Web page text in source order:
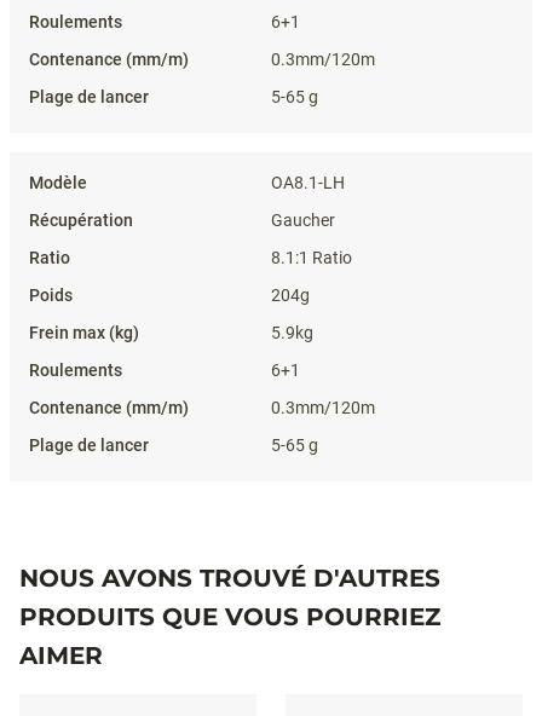
6+1
0.3mm/120m
5-65 g
OA8.1-LH
Gaucher
8.1:1 Ratio
204g
5.9kg
6+1
0.3mm/120m
5-65 g
NOUS AVONS TROUVÉ D'AUTRES
PRODUITS QUE VOUS POURRIEZ
AIMER